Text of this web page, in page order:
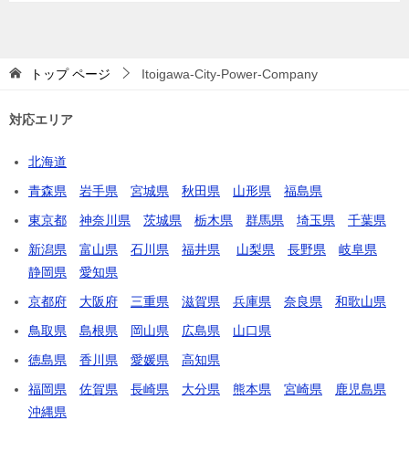
トップページ Itoigawa-City-Power-Company
対応エリア
北海道
青森県
岩手県 宮城県 秋田県 山形県
福島県
東京都
神奈川県 茨城県 栃木県 群馬県 埼玉県
千葉県
新潟県
富山県 石川県 福井県 山梨県 長野県
岐阜県
静岡県
愛知県
京都府
大阪府 三重県 滋賀県 兵庫県 奈良県
和歌山県
鳥取県
島根県 岡山県 広島県
山口県
徳島県
香川県 愛媛県
高知県
福岡県
佐賀県 長崎県 大分県 熊本県 宮崎県
鹿児島県
沖縄県